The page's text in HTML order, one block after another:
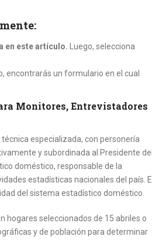
en este artículo. Luego, selecciona
encontrarás un formulario en el cual
Monitores, Entrevistadores
especializada, con personería
y subordinada al Presidente del
doméstico, responsable de la
estadísticas nacionales del país. El
del sistema estadístico doméstico.
hogares seleccionados de 15 abriles o
y de población para determinar